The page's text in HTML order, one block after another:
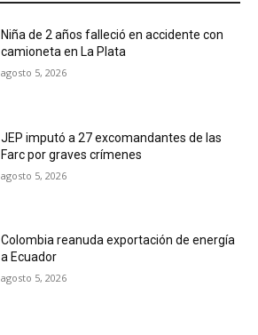
Niña de 2 años falleció en accidente con
camioneta en La Plata
agosto 5, 2026
JEP imputó a 27 excomandantes de las
Farc por graves crímenes
agosto 5, 2026
Colombia reanuda exportación de energía
a Ecuador
agosto 5, 2026